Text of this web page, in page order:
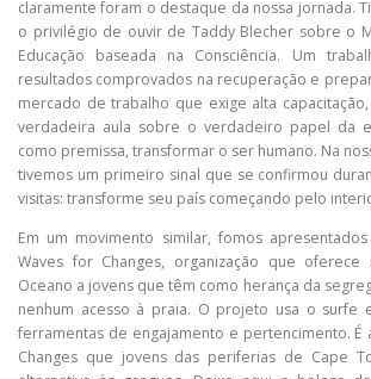
claramente foram o destaque da nossa jornada.
o privilégio de ouvir de Taddy Blecher sobre o
Educação baseada na Consciência. Um
resultados comprovados na recuperação e
mercado de trabalho que exige alta
verdadeira aula sobre o verdadeiro papel da
como premissa, transformar o ser humano. Na
tivemos um primeiro sinal que se confirmou
visitas: transforme seu país começando pelo
Em um movimento similar, fomos
Waves for Changes, organização que
Oceano a jovens que têm como herança da
nenhum acesso à praia. O projeto usa o surfe
ferramentas de engajamento e pertencimento. É
Changes que jovens das periferias de Cape